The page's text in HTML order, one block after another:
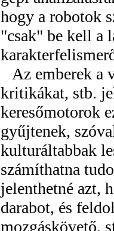
hogy a robotok
"csak" be kell a
Az emberek a
kritikákat, stb.
keresőmotorok
gyűjtenek,
kulturáltabbak
számíthatna
jelenthetné azt,
darabot, és
mozgáskövető,